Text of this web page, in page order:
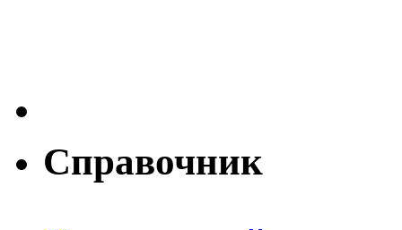
Справочник